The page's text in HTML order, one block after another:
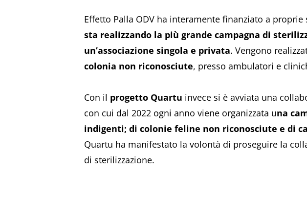
Effetto Palla ODV ha interamente finanziato a proprie
sta realizzando la più grande campagna di
un’associazione singola e privata. Vengono
colonia non riconosciute, presso ambulatori e
Con il progetto Quartu invece si è avviata una
con cui dal 2022 ogni anno viene organizzata una
indigenti; di colonie feline non riconosciute e di
Quartu ha manifestato la volontà di proseguire la
di sterilizzazione.